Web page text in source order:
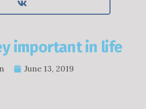
important in life
June 13, 2019